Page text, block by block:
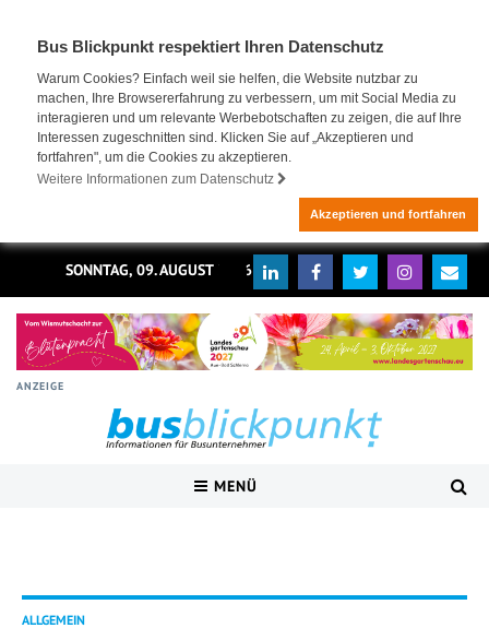
Bus Blickpunkt respektiert Ihren Datenschutz
Warum Cookies? Einfach weil sie helfen, die Website nutzbar zu
machen, Ihre Browsererfahrung zu verbessern, um mit Social Media zu
interagieren und um relevante Werbebotschaften zu zeigen, die auf Ihre
Interessen zugeschnitten sind. Klicken Sie auf „Akzeptieren und
fortfahren", um die Cookies zu akzeptieren.
Weitere Informationen zum Datenschutz
Akzeptieren und fortfahren
SONNTAG, 09. AUGUST 2026
ANZEIGE
MENÜ
ALLGEMEIN